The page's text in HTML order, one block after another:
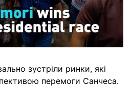
зустріли ринки, які
перемоги Санчеса.